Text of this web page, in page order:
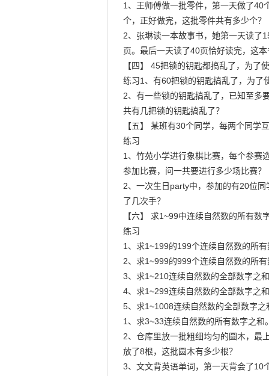
1、王师傅做一批零件，第一天做了40
个，正好做完，这批零件共有多少个？
2、张琳读一本故事书，她第一天读了
页。最后一天读了40页恰好读完，这
【四】 45把锁的钥匙都搞乱了，为了
练习1、有60把锁的钥匙搞乱了，为了
2、有一些锁的钥匙搞乱了，已知至多
共有几把锁的钥匙搞乱了？
【五】 某班有30个同学，每两个同学
练习
1、竹苑小学进行象棋比赛，每个参赛
参加比赛，问一共要进行多少场比赛？
2、一次生日party中，参加的有20位
了几次手？
【六】 求1~99中连续自然数的所有数
练习
1、求1~199的199个连续自然数的所
2、求1~999的999个连续自然数的所
3、求1~210连续自然数的全部数字之
4、求1~299连续自然数的全部数字之
5、求1~1008连续自然数的全部数字之
1、求3~33连续自然数的所有数字之和
2、仓库里放一批粗细均匀的圆木，最
放了8根，这批圆木有多少根？
3、文文背英语单词，第一天背会了10